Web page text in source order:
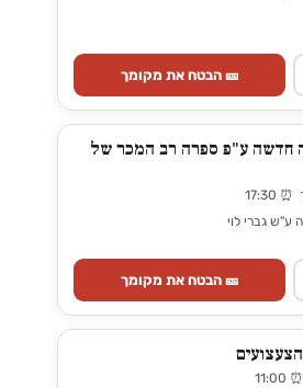
🎫 הבטח את מקומך
חדשה ע"פ ספרה רב המכר של
ע"ש גברי לוי
🎫 הבטח את מקומך